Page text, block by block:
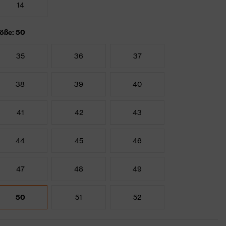
14
50
35 36 37
38 39 40
41 42 43
44 45 46
47 48 49
50 51 52